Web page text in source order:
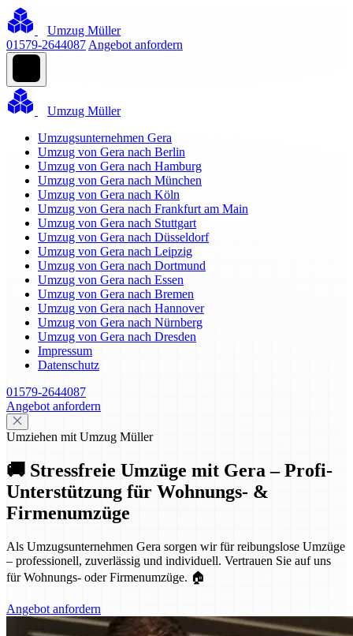
Umzug Müller
01579-2644087 Angebot anfordern
Umzug Müller
Umzugsunternehmen Gera
Umzug von Gera nach Berlin
Umzug von Gera nach Hamburg
Umzug von Gera nach München
Umzug von Gera nach Köln
Umzug von Gera nach Frankfurt am Main
Umzug von Gera nach Stuttgart
Umzug von Gera nach Düsseldorf
Umzug von Gera nach Leipzig
Umzug von Gera nach Dortmund
Umzug von Gera nach Essen
Umzug von Gera nach Bremen
Umzug von Gera nach Hannover
Umzug von Gera nach Nürnberg
Umzug von Gera nach Dresden
Impressum
Datenschutz
01579-2644087
Angebot anfordern
Umziehen mit Umzug Müller
🚚 Stressfreie Umzüge mit Gera – Profi-
Unterstützung für Wohnungs- &
Firmenumzüge
Als Umzugsunternehmen Gera sorgen wir für reibungslose Umzüge
– professionell, zuverlässig und individuell. Vertrauen Sie auf uns
für Wohnungs- oder Firmenumzüge. 🏠
Angebot anfordern